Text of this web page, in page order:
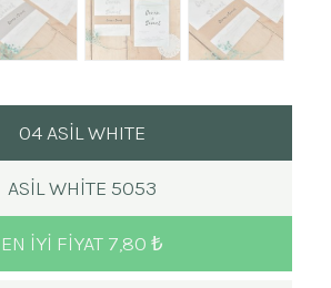
04 ASİL WHITE
ASIL WHITE 5053
EN IYI FIYAT 7,80 ₺